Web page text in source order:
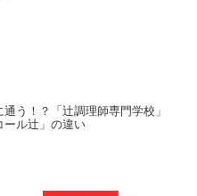
通う！？「辻調理師専門学校」
ール辻」の違い